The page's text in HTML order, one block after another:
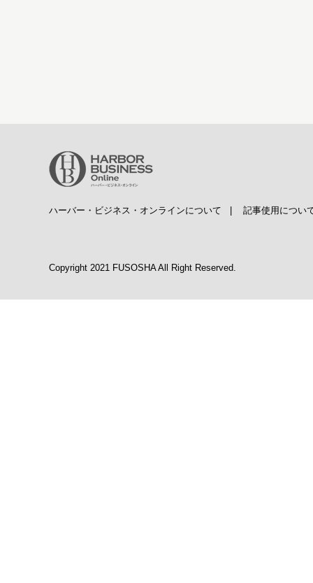
ハーバー・ビジネス・オンラインについて 記事使用につい
Copyright 2021 FUSOSHA All Right Reserved.